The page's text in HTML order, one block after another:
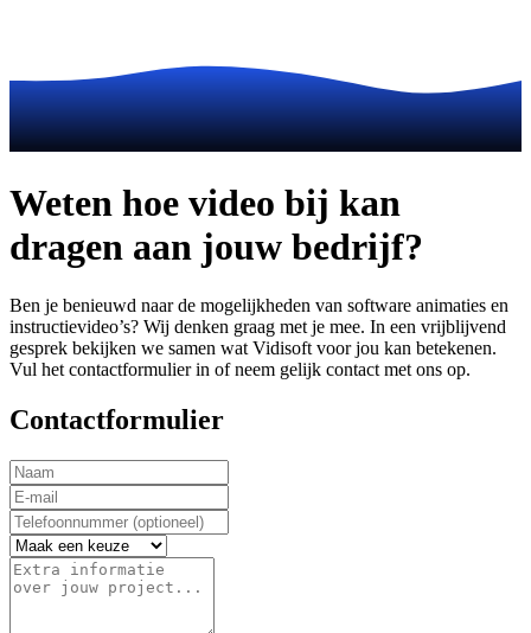
Weten hoe video bij kan
dragen aan jouw bedrijf?
Ben je benieuwd naar de mogelijkheden van software animaties en
instructievideo’s? Wij denken graag met je mee. In een vrijblijvend
gesprek bekijken we samen wat Vidisoft voor jou kan betekenen.
Vul het contactformulier in of neem gelijk contact met ons op.
Contactformulier